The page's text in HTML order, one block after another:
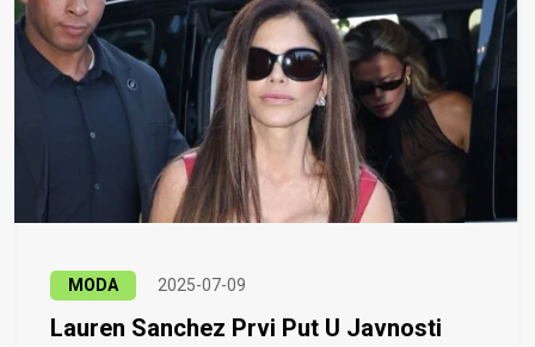
MODA 2025-07-09
Lauren Sanchez Prvi Put U Javnosti